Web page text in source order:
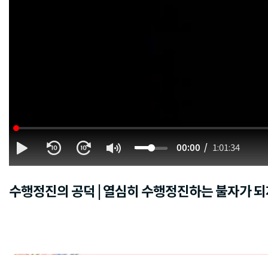
00:00 1:01:34
수행정진의 공덕 | 열심히 수행정진하는 불자가